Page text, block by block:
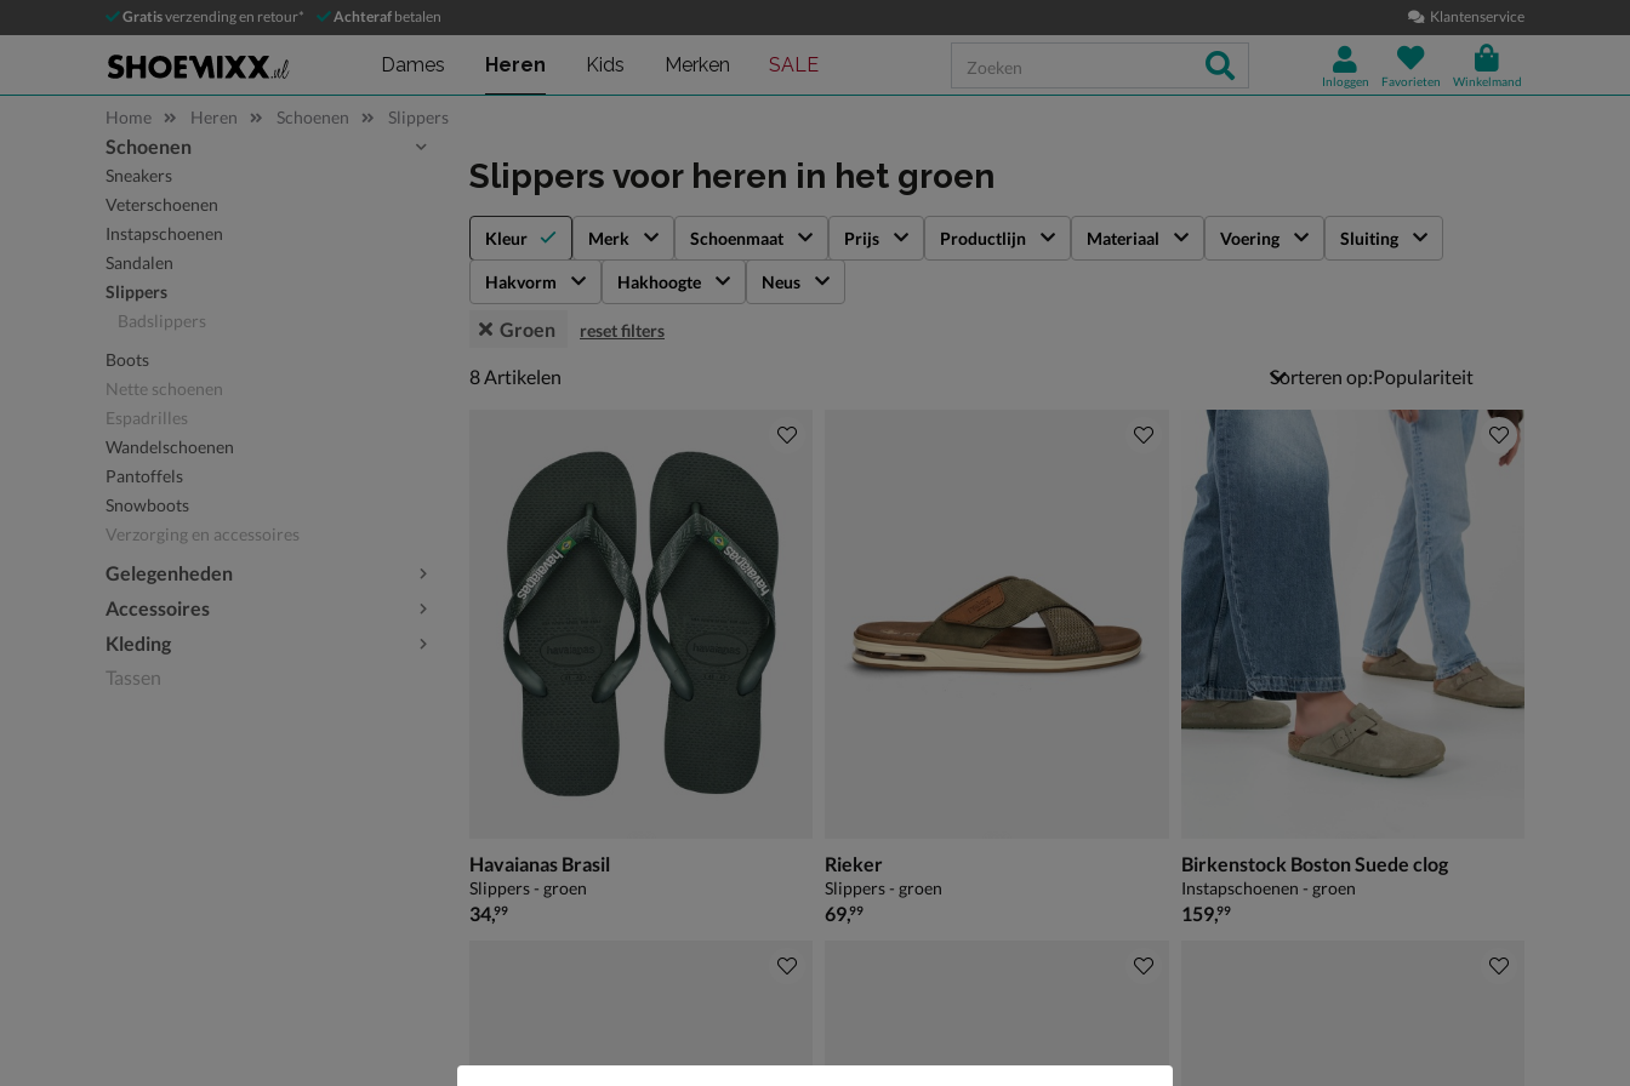
Gratisverzending en retour* Achteraf betalen Klantenservice
Dames Heren Kids Merken SALE
Inloggen Favorieten Winkelmand
Home Heren Schoenen Slippers
Sla categorieën over
Schoenen
Sneakers
Veterschoenen
Instapschoenen
Sandalen
Slippers
Badslippers
Boots
Nette schoenen
Espadrilles
Wandelschoenen
Pantoffels
Snowboots
Verzorging en accessoires
Gelegenheden
Accessoires
Kleding
Tassen
Slippers voor heren in het groen
Kleur Merk Schoenmaat Prijs Productlijn Materiaal Voering Sluiting
Hakvorm Hakhoogte Neus
Groen reset filters
8 artikelen
8Artikelen Sorteren op:
Havaianas Brasil
Slippers - groen
€ 34,99
34,99
Rieker
Slippers - groen
€ 69,99
69,99
Birkenstock Boston Suede clog
Instapschoenen - groen
€ 159,99
159,99